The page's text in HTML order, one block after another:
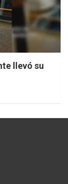
llevó su